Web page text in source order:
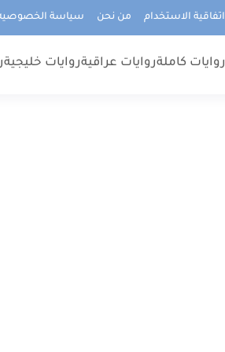
اتفاقية الاستخدام من نحن سياسة
روايات كاملةروايات عراقيةروايات خليجية